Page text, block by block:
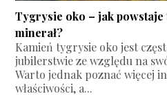
Tygrysie oko – jak
minerał?
Kamień tygrysie oko jest
jubilerstwie ze względu na
Warto jednak poznać więcej
właściwości, a...